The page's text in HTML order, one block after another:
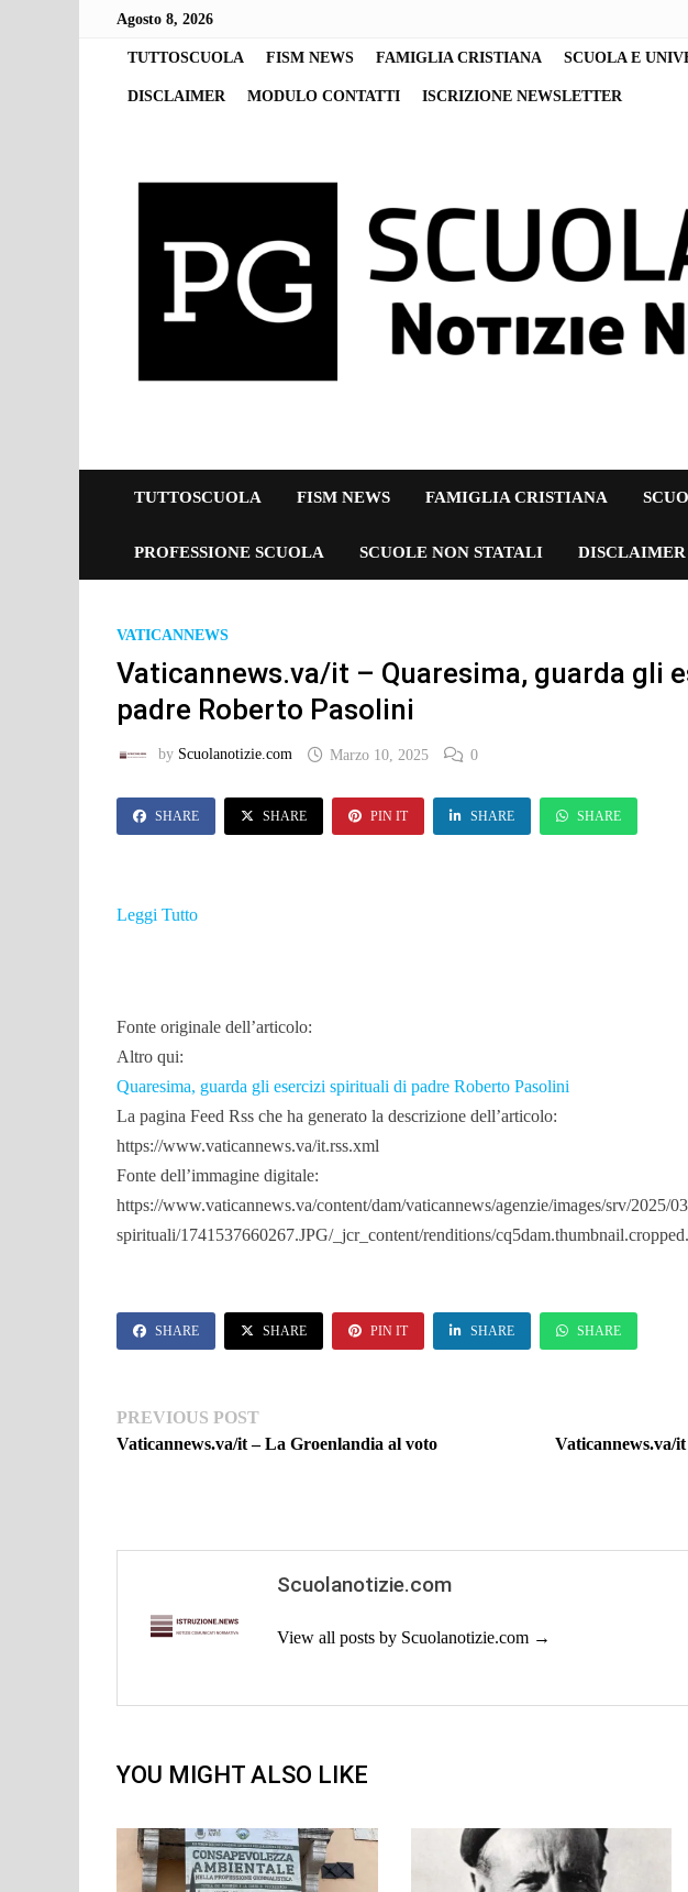
Agosto 8, 2026
TUTTOSCUOLA FISM NEWS FAMIGLIA CRISTIANA SCUOLA E
DISCLAIMER MODULO CONTATTI ISCRIZIONE NEWSLETTER
TUTTOSCUOLA FISM NEWS FAMIGLIA CRISTIANA
PROFESSIONE SCUOLA SCUOLE NON STATALI DISCLAIMER
VATICANNEWS
Vaticannews.va/it – Quaresima, guarda gli
padre Roberto Pasolini
by Scuolanotizie.com Marzo 10, 2025 0
SHARE SHARE PIN IT SHARE SHARE
Leggi Tutto
Fonte originale dell’articolo:
Altro qui:
Quaresima, guarda gli esercizi spirituali di padre Roberto Pasolini
La pagina Feed Rss che ha generato la descrizione dell’articolo:
https://www.vaticannews.va/it.rss.xml
Fonte dell’immagine digitale:
https://www.vaticannews.va/content/dam/vaticannews/agenzie/images/srv/2025/
spirituali/1741537660267.JPG/_jcr_content/renditions/
SHARE SHARE PIN IT SHARE SHARE
Navigazione
PREVIOUS POSTPrevious
post:
Vaticannews.va/it – La Groenlandia al voto
Vaticannews.va/
Scuolanotizie.com
View all posts by Scuolanotizie.com →
YOU MIGHT ALSO LIKE